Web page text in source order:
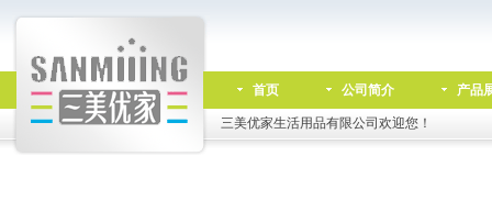
首页 公司简介 产品
三美优家生活用品有限公司欢迎您！